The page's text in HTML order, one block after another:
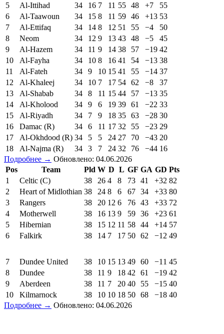
5
Al-Ittihad 34 16 7 11 55 48 +7
55
6
Al-Taawoun 34 15 8 11 59 46 +13 53
7
Al-Ettifaq 34 14 8 12 51 55 −4
50
8
Neom 34 12 9 13 43 48 −5
45
9
Al-Hazem 34 11 9 14 38 57 −19 42
10
Al-Fayha 34 10 8 16 41 54 −13 38
11
Al-Fateh 34 9 10 15 41 55 −14 37
12
Al-Khaleej 34 10 7 17 54 62 −8
37
13
Al-Shabab 34 8 11 15 44 57 −13 35
14
Al-Kholood 34 9 6 19 39 61 −22 33
15
Al-Riyadh 34 7 9 18 35 63 −28 30
16
Damac (R) 34 6 11 17 32 55 −23 29
17
Al-Okhdood (R) 34 5 5 24 27 70 −43 20
18
Al-Najma (R) 34 3 7 24 32 76 −44 16
Подробнее → Обновлено: 04.06.2026
Pos
Team Pld W D L GF GA GD Pts
1
Celtic (C) 38 26 4 8 73 41 +32 82
2
Heart of Midlothian 38 24 8 6 67 34 +33 80
3
Rangers 38 20 12 6 76 43 +33 72
4
Motherwell 38 16 13 9 59 36 +23 61
5
Hibernian 38 15 12 11 58 44 +14 57
6
Falkirk 38 14 7 17 50 62 −12 49
7 Dundee United 38 10 15 13 49 60 −11 45
8
Dundee 38 11 9 18 42 61 −19 42
9
Aberdeen 38 11 7 20 40 55 −15 40
10
Kilmarnock 38 10 10 18 50 68 −18 40
Подробнее → Обновлено: 04.06.2026